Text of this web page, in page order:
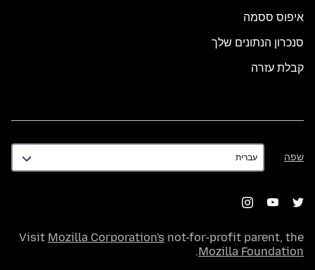
איפוס ססמה
סנכרון הנתונים שלך
קבלת עזרה
שפה
שפה
Visit Mozilla Corporation's not-for-profit parent, the
Mozilla Foundation
.